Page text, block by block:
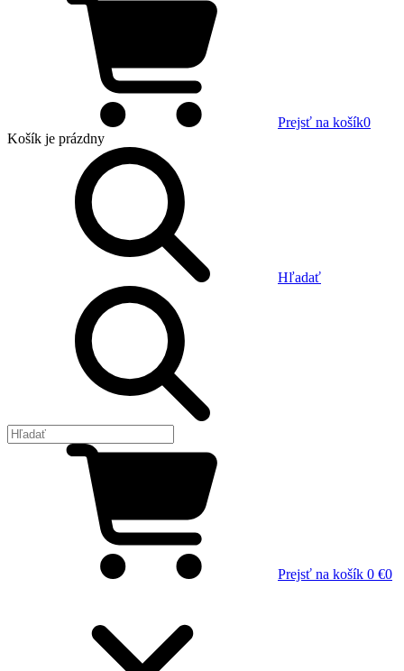
Prejsť na košík0
Košík je prázdny
Hľadať
Prejsť na košík 0 €0